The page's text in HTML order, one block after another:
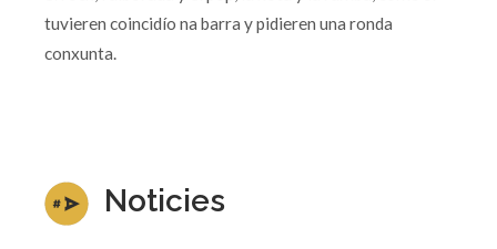
tuvieren coincidío na barra y pidieren una ronda
conxunta.
Noticies